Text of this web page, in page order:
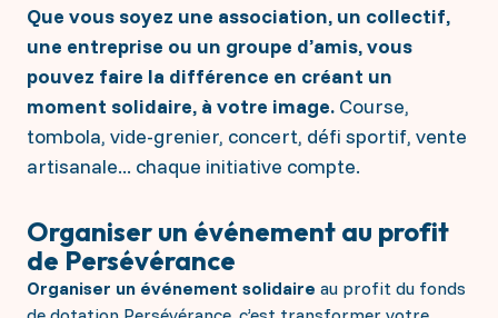
Acquisition d’un mammographe 3D haute
Création d’une plateforme d’épigénétique
Accompagnement des jeunes patient(e)s
Inst'Aja
Le soutien aux jeunes chercheurs 2025
Sac 1ère cure
S'investir personnellement
Je deviens bénévole
Que vous soyez une association, un collectif,
une entreprise ou un groupe d’amis, vous
pouvez faire la différence en créant un
moment solidaire, à votre image. Course,
tombola, vide-grenier, concert, défi sportif, vente
artisanale... chaque initiative compte.
Organiser un événement au profit
de Persévérance
Organiser un événement solidaire au profit du fonds